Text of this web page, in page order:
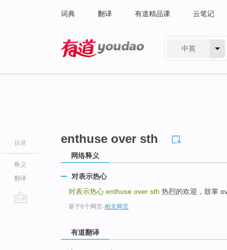
词典 翻译 有道精品课 云笔记
中英
目录
释义
翻译
enthuse over sth
网络释义
对表示热心
对表示热心 enthuse over sth 热烈的欢迎，鼓掌
基于6个网页-相关网页
有道翻译